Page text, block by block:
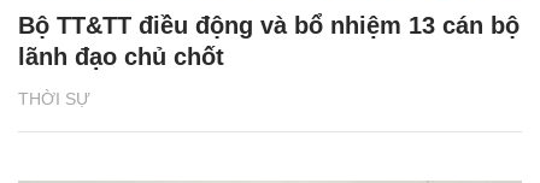
THỜI SỰ
Bộ TT&TT điều động và bổ nhiệm 13 cán bộ
lãnh đạo chủ chốt